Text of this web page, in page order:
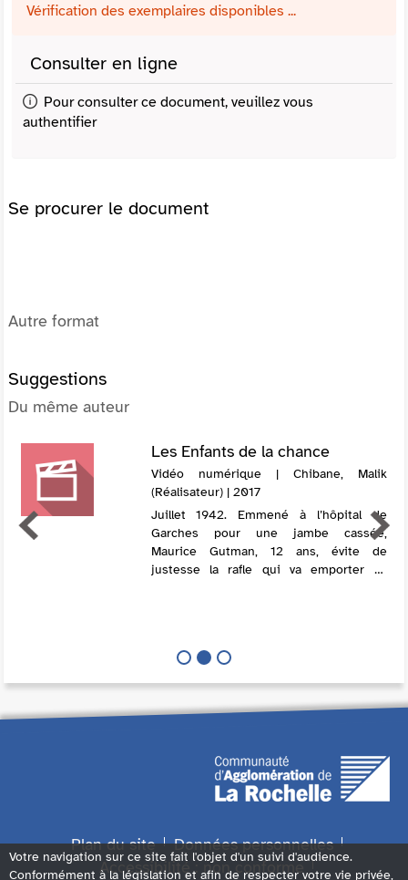
Vérification des exemplaires disponibles ...
Consulter en ligne
Pour consulter ce document, veuillez vous
authentifier
Se procurer le document
Autre format
Suggestions
Du même auteur
Les Enfants de la chance
Vidéo numérique | Chibane, Malik
(Réalisateur) | 2017
Juillet 1942. Emmené à l’hôpital de
Garches pour une jambe cassée,
Maurice Gutman, 12 ans, évite de
justesse la rafle qui va emporter sa
Plan du site
Données personnelles
Accessibilité : non conforme
Votre navigation sur ce site fait l'objet d'un suivi d'audience.
Conformément à la législation et afin de respecter votre vie privée,